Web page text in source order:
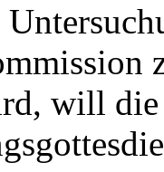
will